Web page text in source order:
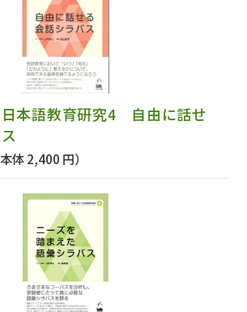
本語教育研究4 自由に話せ
本体 2,400 円）